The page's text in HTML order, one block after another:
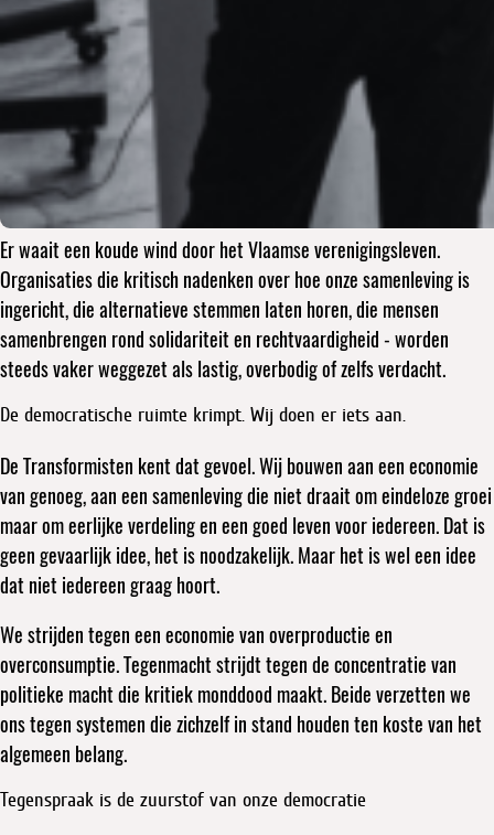
Er waait een koude wind door het Vlaamse verenigingsleven.
Organisaties die kritisch nadenken over hoe onze samenleving is
ingericht, die alternatieve stemmen laten horen, die mensen
samenbrengen rond solidariteit en rechtvaardigheid - worden
steeds vaker weggezet als lastig, overbodig of zelfs verdacht.
De democratische ruimte krimpt. Wij doen er iets aan.
De Transformisten kent dat gevoel. Wij bouwen aan een economie
van genoeg, aan een samenleving die niet draait om eindeloze groei
maar om eerlijke verdeling en een goed leven voor iedereen. Dat is
geen gevaarlijk idee, het is noodzakelijk. Maar het is wel een idee
dat niet iedereen graag hoort.
We strijden tegen een economie van overproductie en
overconsumptie. Tegenmacht strijdt tegen de concentratie van
politieke macht die kritiek monddood maakt. Beide verzetten we
ons tegen systemen die zichzelf in stand houden ten koste van het
algemeen belang.
Tegenspraak is de zuurstof van onze democratie